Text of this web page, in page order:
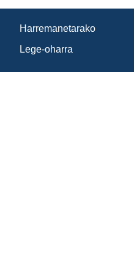
Harremanetarako
Lege-oharra